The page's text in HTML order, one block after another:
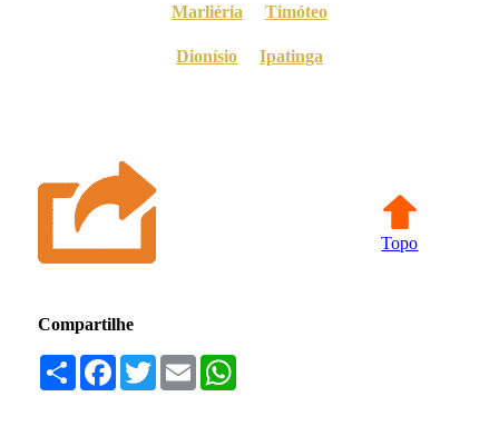
Marliéria Timóteo
Dionísio Ipatinga
Topo
Compartilhe
Compartilhar
Facebook
TwitterEmail